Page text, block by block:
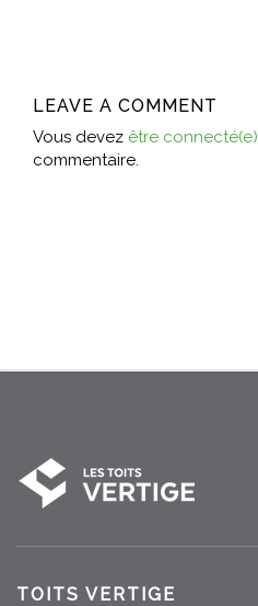
LEAVE A COMMENT
Vous devez être connecté(e)
commentaire.
TOITS VERTIGE